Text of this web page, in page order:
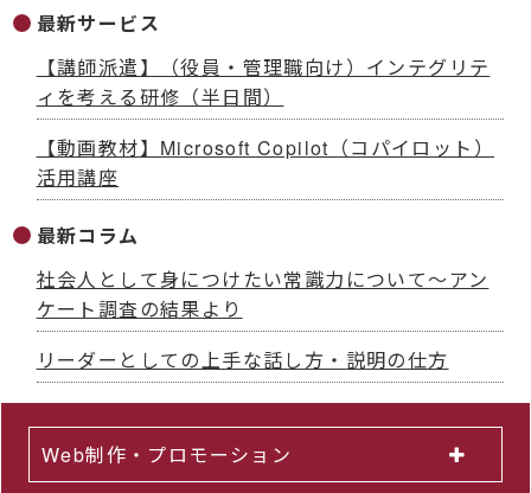
最新サービス
【講師派遣】（役員・管理職向け）インテグリテ
ィを考える研修（半日間）
【動画教材】Microsoft Copilot（コパイロット）
活用講座
最新コラム
社会人として身につけたい常識力について～アン
ケート調査の結果より
リーダーとしての上手な話し方・説明の仕方
Web制作・プロモーション